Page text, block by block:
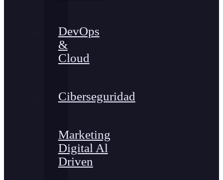
DevOps
&
Cloud
Ciberseguridad
Marketing
Digital Al
Driven